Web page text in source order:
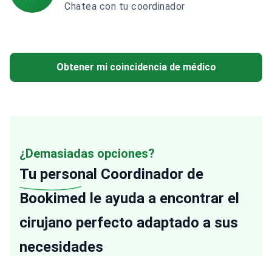
Chatea con tu coordinador
Obtener mi coincidencia de médico
¿Demasiadas opciones?
Tu personal Coordinador de
Bookimed le ayuda a encontrar el
cirujano perfecto adaptado a sus
necesidades